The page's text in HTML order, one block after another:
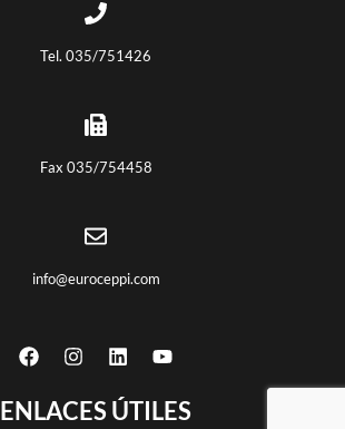
Tel. 035/751426
Fax 035/754458
info@euroceppi.com
ENLACES ÚTILES